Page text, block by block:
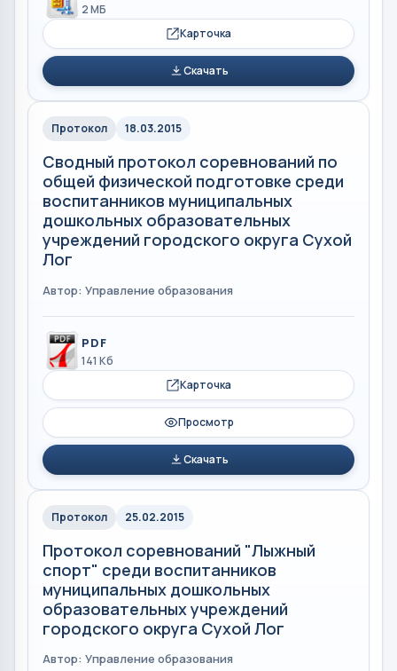
2 МБ
Карточка
Скачать
Протокол 18.03.2015
Сводный протокол соревнований по
общей физической подготовке среди
воспитанников муниципальных
дошкольных образовательных
учреждений городского округа Сухой
Лог
Автор: Управление образования
PDF
141 Кб
Карточка
Просмотр
Скачать
Протокол 25.02.2015
Протокол соревнований "Лыжный
спорт" среди воспитанников
муниципальных дошкольных
образовательных учреждений
городского округа Сухой Лог
Автор: Управление образования